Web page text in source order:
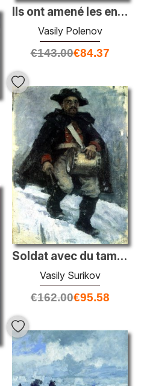
Ils ont amené les enfants
Vasily Polenov
€143.00€84.37
Soldat avec du tambour
Vasily Surikov
€162.00€95.58